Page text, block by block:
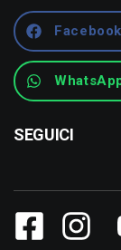
Facebook
SEGUICI